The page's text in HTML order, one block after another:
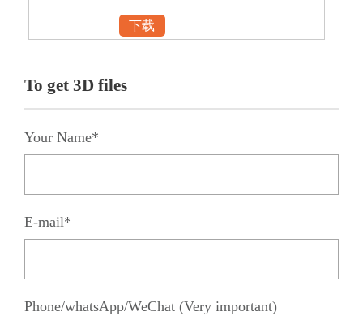
下载
To get 3D files
Your Name*
E-mail*
Phone/whatsApp/WeChat (Very important)